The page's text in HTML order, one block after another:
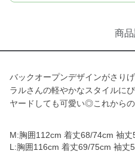
商
バックオープンデザインがさり
ラルさんの軽やかなスタイルに
ヤードしても可愛い◎これから
M:胸囲112cm 着丈68/74cm 袖丈
L:胸囲116cm 着丈69/75cm 袖丈